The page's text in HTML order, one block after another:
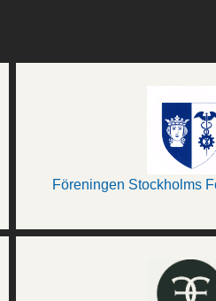
Föreningen Stockholms